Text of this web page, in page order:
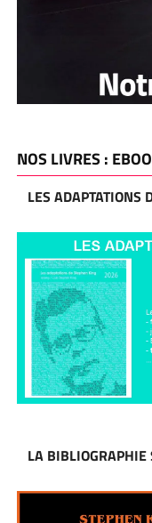
NOS LIVRES :
LES ADAPTATIONS
LA BIBLIOGRAPHIE